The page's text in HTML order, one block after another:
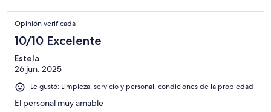
Opinión verificada
10/10 Excelente
Estela
26 jun. 2025
Le gustó: Limpieza, servicio y personal, condiciones de la propiedad
El personal muy amable